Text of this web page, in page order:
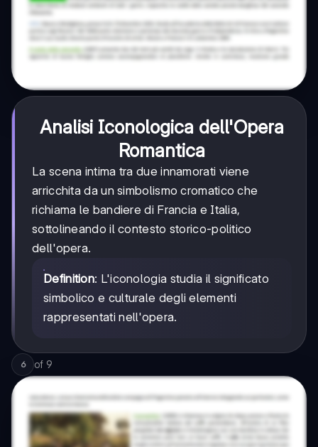
Analisi Iconologica dell'Opera
Romantica
La scena intima tra due innamorati viene
arricchita da un simbolismo cromatico che
richiama le bandiere di Francia e Italia,
sottolineando il contesto storico-politico
dell'opera.
Definition: L'iconologia studia il significato
simbolico e culturale degli elementi
rappresentati nell'opera.
6 of 9